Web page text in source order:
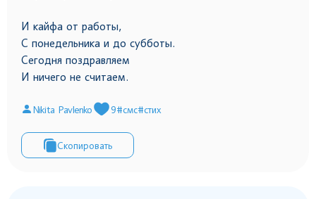
И кайфа от работы,
С понедельника и до субботы.
Сегодня поздравляем
И ничего не считаем.
Nikita Pavlenko 9#смс#стих
Скопировать